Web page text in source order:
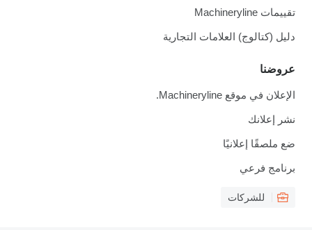
تقييمات Machineryline
دليل (كتالوج) العلامات التجارية
عروضنا
الإعلان في موقع Machineryline.
نشر إعلانك
ضع ملصقًا إعلانيًا
برنامج فرعي
للشركات